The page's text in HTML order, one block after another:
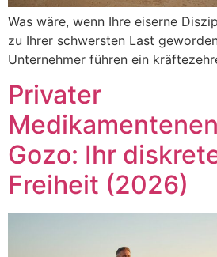
Was wäre, wenn Ihre eiserne
zu Ihrer schwersten Last
Unternehmer führen ein
Privater
Gozo: Ihr
Freiheit (2026)